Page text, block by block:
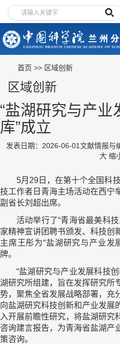
首页 >> 区域创新
区域创新
“盐湖研究与产业
库”成立
发表日期：2026-06-01文献情报与
大 缩
5月29日，在第十个全国科
技工作者日青海主场活动在西宁
副省长刘超出席。
活动举行了“青海省最美科
家精神宣讲团聘书颁发、科技创
主席王彤为“盐湖研究与产业发
牌。
“盐湖研究与产业发展科技
湖研究所组建，旨在发挥研究所
势，聚焦全省发展战略部署，充
向盐湖研究科技创新和产业发展
入开展前瞻性研究，将盐湖研究
咨询建言报告，为青海省盐湖产
策咨询。